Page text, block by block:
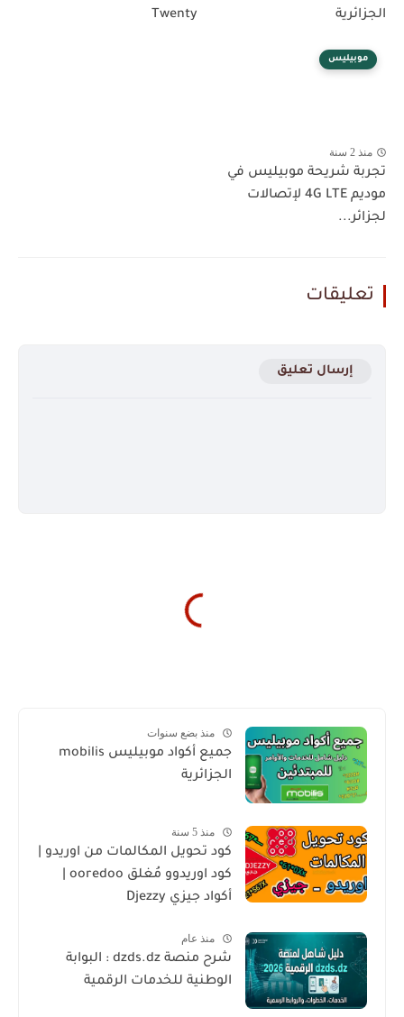
الجزائرية Twenty
موبيليس
منذ 2 سنة
تجربة شريحة موبيليس في
موديم 4G LTE لإتصالات
لجزائر...
تعليقات
إرسال تعليق
منذ بضع سنوات
جميع أكواد موبيليس mobilis
الجزائرية
منذ 5 سنة
كود تحويل المكالمات من اوريدو |
أكواد جيزي Djezzy
منذ عام
شرح منصة dzds.dz : البوابة
الوطنية للخدمات الرقمية